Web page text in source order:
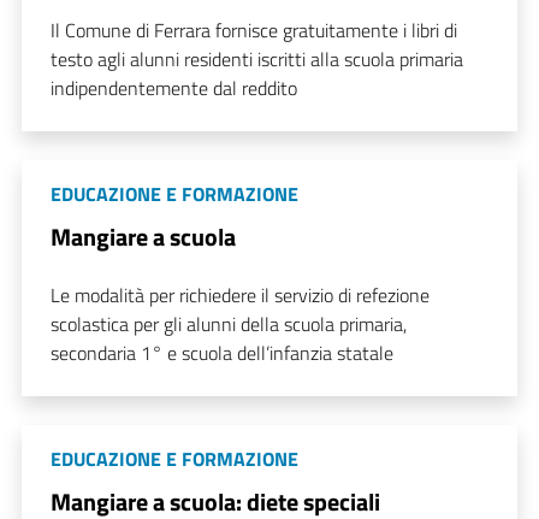
Il Comune di Ferrara fornisce gratuitamente i libri di
testo agli alunni residenti iscritti alla scuola primaria
indipendentemente dal reddito
EDUCAZIONE E FORMAZIONE
Mangiare a scuola
Le modalità per richiedere il servizio di refezione
scolastica per gli alunni della scuola primaria,
secondaria 1° e scuola dell’infanzia statale
EDUCAZIONE E FORMAZIONE
Mangiare a scuola: diete speciali